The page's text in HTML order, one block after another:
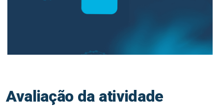
Avaliação da atividade